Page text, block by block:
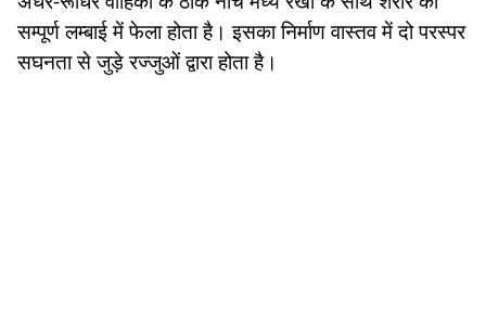
सम्पूर्ण लम्बाई में फेला होता है। इसका निर्माण वास्तव में दो परस्पर
सघनता से जुड़े रज्जुओं द्वारा होता है।